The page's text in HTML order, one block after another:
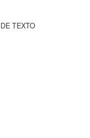
TEXTO